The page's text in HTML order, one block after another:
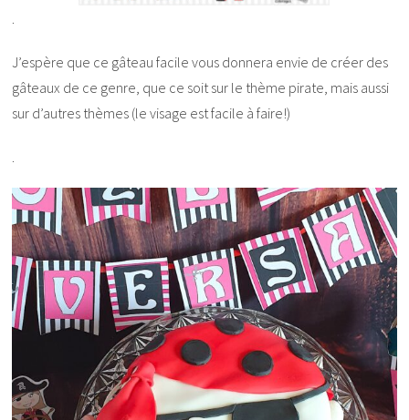
.
J’espère que ce gâteau facile vous donnera envie de créer des
gâteaux de ce genre, que ce soit sur le thème pirate, mais aussi
sur d’autres thèmes (le visage est facile à faire!)
.